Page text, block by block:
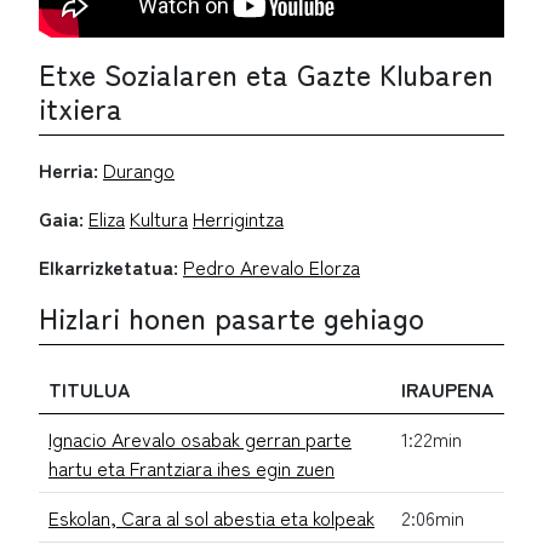
Etxe Sozialaren eta Gazte Klubaren
itxiera
Herria: Durango
Gaia: Eliza Kultura Herrigintza
Elkarrizketatua: Pedro Arevalo Elorza
Hizlari honen pasarte gehiago
TITULUA
IRAUPENA
Ignacio Arevalo osabak gerran parte
hartu eta Frantziara ihes egin zuen
1:22min
Eskolan, Cara al sol abestia eta kolpeak
2:06min